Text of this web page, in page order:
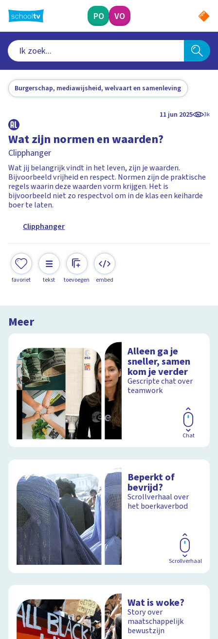
naar
hoofdinhoud
PO VO
Burgerschap, mediawijsheid, welvaart en samenleving
11 jun 2025 3k
Wat zijn normen en waarden?
Clipphanger
Wat jij belangrijk vindt in het leven, zijn je waarden.
Bijvoorbeeld vrijheid en respect. Normen zijn de praktische
regels waarin deze waarden vorm krijgen. Het is
bijvoorbeeld niet zo respectvol om in de klas een keiharde
boer te laten.
Clipphanger
favoriet tekst toevoegen embed
Meer
Alleen ga je
sneller, samen
kom je verder
Gescripte chat over
teamwork
Chat
Beperkt of
bevrijd?
Scrollverhaal over
het boerkaverbod
Scrollverhaal
Wat is woke?
Story over
maatschappelijk
bewustzijn